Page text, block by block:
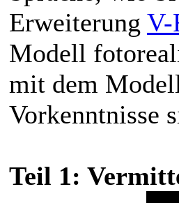
Erweiterung V-
Modell
mit dem
Vorkenntnisse
Teil 1: